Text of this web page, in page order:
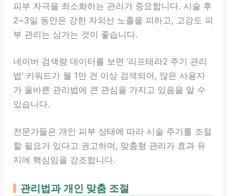
피부 자극을 최소화하는 관리가 중요합니다. 시술 후
2~3일 동안은 강한 자외선 노출을 피하고, 고강도 피
부 관리는 삼가는 것이 좋습니다.
네이버 검색량 데이터를 보면 ‘리프테라2 주기 관리
법’ 키워드가 월 1만 건 이상 검색되어, 많은 사용자
가 올바른 관리법에 큰 관심을 가지고 있음을 알 수
있습니다.
전문가들은 개인 피부 상태에 따라 시술 주기를 조절
할 필요가 있다고 권고하며, 맞춤형 관리가 효과 유
지에 핵심임을 강조합니다.
관리법과 개인 맞춤 조절